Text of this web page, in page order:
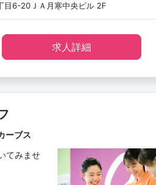
目6-20ＪＡ月寒中央ビル 2F
求人詳細
ーブス
てみませ